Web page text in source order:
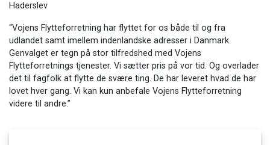
Haderslev
“Vojens Flytteforretning har flyttet for os både til og fra
udlandet samt imellem indenlandske adresser i Danmark.
Genvalget er tegn på stor tilfredshed med Vojens
Flytteforretnings tjenester. Vi sætter pris på vor tid. Og overlader
det til fagfolk at flytte de svære ting. De har leveret hvad de har
lovet hver gang. Vi kan kun anbefale Vojens Flytteforretning
videre til andre.”